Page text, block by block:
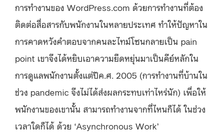
การทำงานของ WordPress.com ด้วยการทำงานที่ต้อง
ติดต่อสื่อสารกับพนักงานในหลายประเทศ ทำให้ปัญหาใน
การคาดหวังคำตอบจากคนละไทม์โซนกลายเป็น pain
point เขาจึงได้หยิบเอาความยืดหยุ่นมาเป็นคีย์หลักใน
การดูแลพนักงานตั้งแต่ปีค.ศ. 2005 (การทำงานที่บ้านใน
ช่วง pandemic จึงไม่ได้ส่งผลกระทบเท่าไหร่นัก) เพื่อให้
พนักงานของเขานั้น สามารถทำงานจากที่ไหนก็ได้ ในช่วง
เวลาใดก็ได้ ด้วย ‘Asynchronous Work’